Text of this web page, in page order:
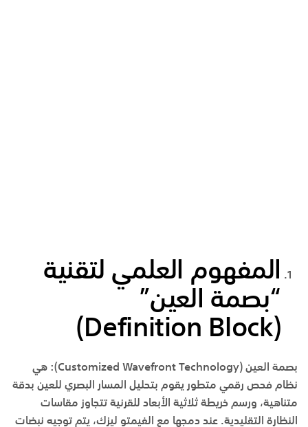
المفهوم العلمي لتقنية
“بصمة العين”
(Definition Block)
بصمة العين (Customized Wavefront Technology):
هي
نظام فحص رقمي متطور يقوم بتحليل المسار البصري للعين بدقة
متناهية، ورسم خريطة ثلاثية الأبعاد للقرنية تتجاوز مقاسات
النظارة التقليدية. عند دمجها مع الفيمتو ليزك، يتم توجيه نبضات